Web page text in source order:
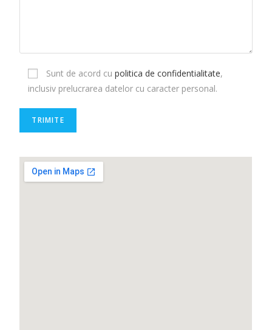
Sunt de acord cupolitica de confidentialitate,
inclusiv prelucrarea datelor cu caracter personal.